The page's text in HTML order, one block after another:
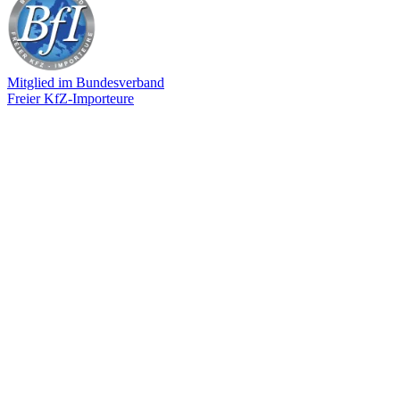
Mitglied im Bundesverband
Freier KfZ-Importeure